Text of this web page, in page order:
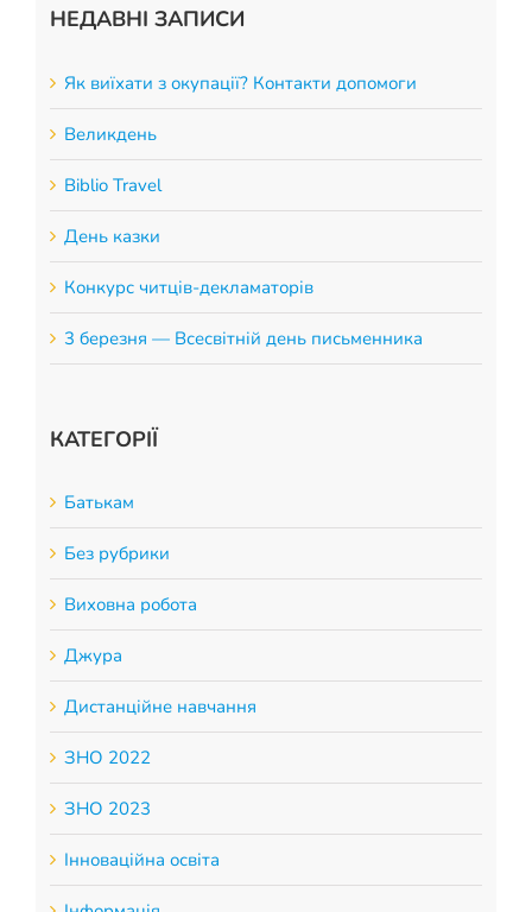
НЕДАВНІ ЗАПИСИ
Як виїхати з окупації? Контакти допомоги
Великдень
Biblio Travel
День казки
Конкурс читців-декламаторів
3 березня — Всесвітній день письменника
КАТЕГОРІЇ
Батькам
Без рубрики
Виховна робота
Джура
Дистанційне навчання
ЗНО 2022
ЗНО 2023
Інноваційна освіта